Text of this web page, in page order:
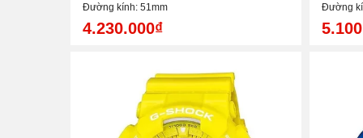
Đường kính: 51mm
4.230.000₫
Đường